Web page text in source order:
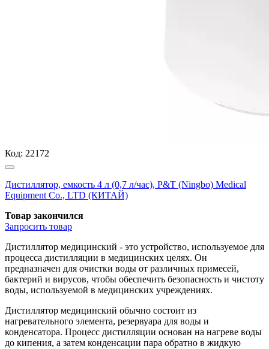
Код: 22172
Дистиллятор, емкость 4 л (0,7 л/час), P&T (Ningbo) Medical
Equipment Co., LTD (КИТАЙ)
Товар закончился
Запросить товар
Дистиллятор медицинский - это устройство, используемое для
процесса дистилляции в медицинских целях. Он
предназначен для очистки воды от различных примесей,
бактерий и вирусов, чтобы обеспечить безопасность и чистоту
воды, используемой в медицинских учреждениях.
Дистиллятор медицинский обычно состоит из
нагревательного элемента, резервуара для воды и
конденсатора. Процесс дистилляции основан на нагреве воды
до кипения, а затем конденсации пара обратно в жидкую